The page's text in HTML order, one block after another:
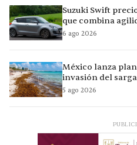
Suzuki Swift
que combina
6 ago 2026
México lanza
invasión del
5 ago 2026